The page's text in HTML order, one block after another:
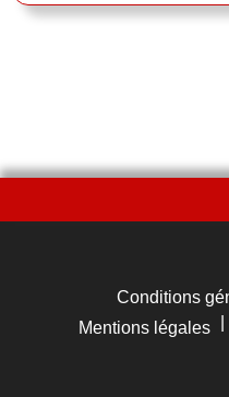
Conditions
Mentions légales